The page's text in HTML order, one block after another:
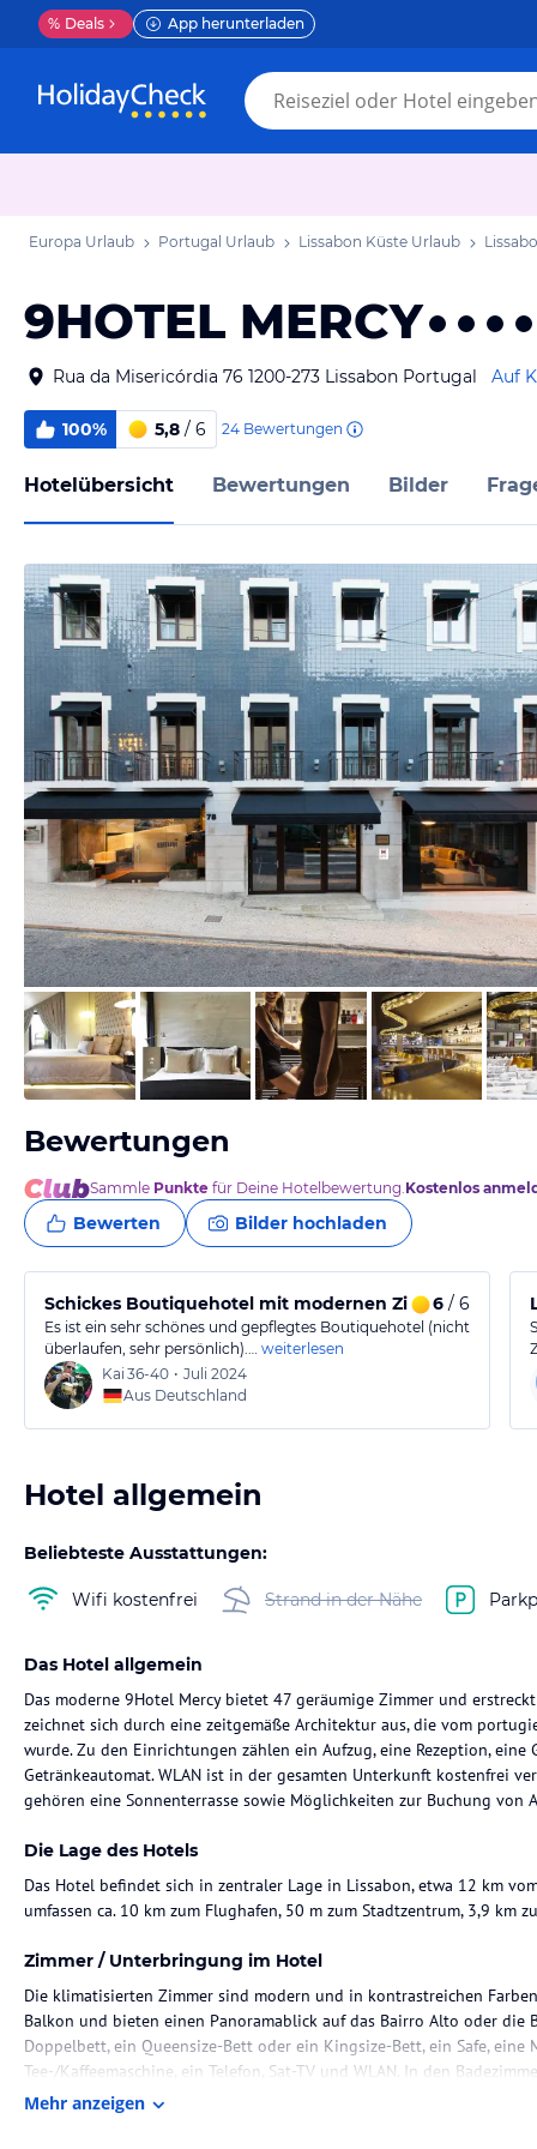
% Deals App herunterladen
Europa Urlaub Portugal Urlaub Lissabon Küste Urlaub
9HOTEL MERCY
Rua da Misericórdia 76 1200-273 Lissabon Portugal Auf
100% 5,8 / 6 24 Bewertungen
Hotelübersicht Bewertungen Bilder
vom Hotelier, August 2015
Bewertungen
Sammle Punkte für Deine Hotelbewertung.Kostenlos
Bewerten Bilder hochladen
Schickes Boutiquehotel mit modernen Zimmer und
6 / 6
Es ist ein sehr schönes und gepflegtes Boutiquehotel (nicht
überlaufen, sehr persönlich).… weiterlesen
Kai 36-40 • Juli 2024
Aus Deutschland
Hotel allgemein
Beliebteste Ausstattungen:
Wifi kostenfrei Strand in der Nähe
Das Hotel allgemein
Das moderne 9Hotel Mercy bietet 47 geräumige Zimmer und
zeichnet sich durch eine zeitgemäße Architektur aus, die vom
wurde. Zu den Einrichtungen zählen ein Aufzug, eine Rezeption, eine
Getränkeautomat. WLAN ist in der gesamten Unterkunft kostenfrei
gehören eine Sonnenterrasse sowie Möglichkeiten zur Buchung von
Die Lage des Hotels
Das Hotel befindet sich in zentraler Lage in Lissabon, etwa 12 km
umfassen ca. 10 km zum Flughafen, 50 m zum Stadtzentrum, 3,9 km
Zimmer / Unterbringung im Hotel
Die klimatisierten Zimmer sind modern und in kontrastreichen
Balkon und bieten einen Panoramablick auf das Bairro Alto oder die
Doppelbett, ein Queensize-Bett oder ein Kingsize-Bett, ein Safe, eine
Tee-/Kaffeemaschine, ein Telefon, Sat-TV und WLAN. In den
sowie Kosmetikartikel und Handtücher. Es stehen auch
Mehr anzeigen